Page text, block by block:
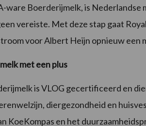
ware Boerderijmelk, is Nederlandse
vereiste. Met deze stap gaat
voor Albert Heijn opnieuw een
met een plus
is VLOG gecertificeerd en
diergezondheid en
KoeKompas en het